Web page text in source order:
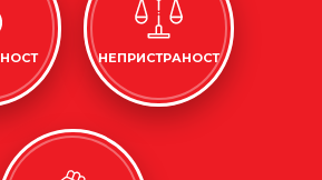
НЕПРИСТРАНОСТ